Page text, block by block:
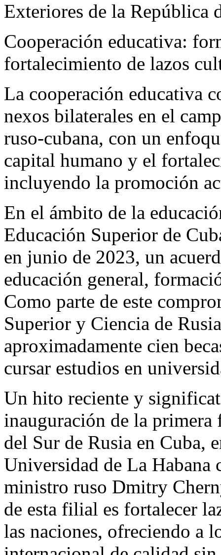
Exteriores de la República
Cooperación educativa:
fortalecimiento de lazos
La cooperación educativa
nexos bilaterales en el
ruso-cubana, con un
capital humano y el
incluyendo la promoción
En el ámbito de la
Educación Superior de
en junio de 2023, un
educación general,
Como parte de este
Superior y Ciencia de
aproximadamente cien
cursar estudios en
Un hito reciente y
inauguración de la
del Sur de Rusia en Cuba,
Universidad de La Habana
ministro ruso Dmitry
de esta filial es fortalecer
las naciones, ofreciendo a